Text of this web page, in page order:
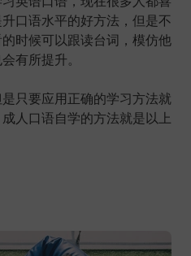
口语水平的好方法，但是不
时候可以跟读台词，模仿他
有所提升。
只要应用正确的学习方法就
人口语自学的方法就是以上